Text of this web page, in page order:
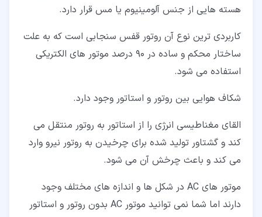
هسته هایی از جنس آلومینیوم یا مس قرار دارد.
کاربردی ترین نوع آن روتور قفس سنجابی است که به علت
ساختار محکم و ساده در 90 درصد موتور های الکتریکی
استفاده می شود.
شکاف هوایی بین روتور و استاتور وجود دارد.
القای مغناطیسی انرژی را از استاتور به روتور منتقل می
کند و گشتاور تولید شده برای چرخیدن به روتور نیرو وارد
می کند و باعث چرخش آن می شود.
موتور های AC در شکل ها و اندازه های مختلف وجود
دارند اما شما نمی توانید موتور AC بدون روتور و استاتور